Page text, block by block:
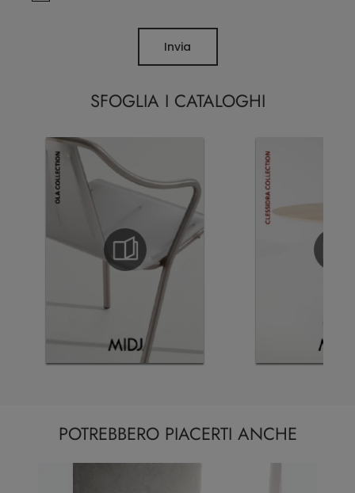
SFOGLIA I CATALOGHI
Invia
POTREBBERO PIACERTI ANCHE